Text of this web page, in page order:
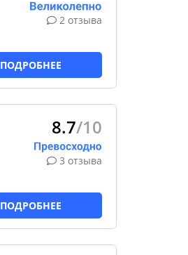
2 отзыва
ПОДРОБНЕЕ
8.7/10
3 отзыва
ПОДРОБНЕЕ